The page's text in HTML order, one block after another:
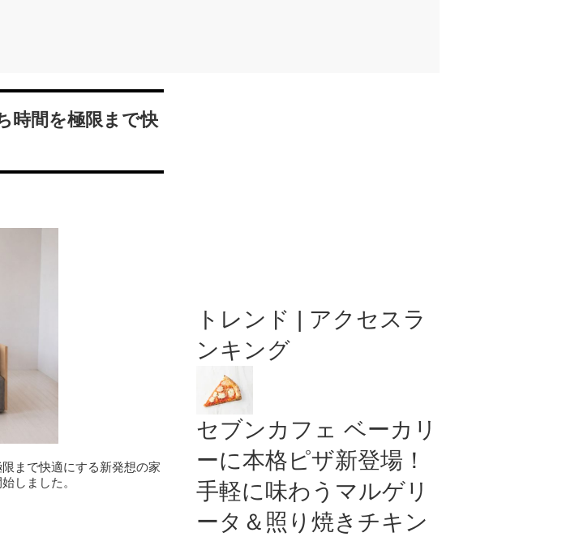
時間を極限まで快
まで快適にする新発想の家
しました。
トレンド | アクセスラ
ンキング
セブンカフェ ベーカリ
ーに本格ピザ新登場！
手軽に味わうマルゲリ
ータ＆照り焼きチキン